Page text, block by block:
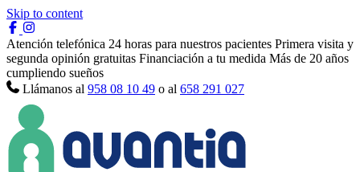
Skip to content
Atención telefónica 24 horas para nuestros pacientes Primera visita y
segunda opinión gratuitas Financiación a tu medida Más de 20 años
cumpliendo sueños
Llámanos al 958 08 10 49 o al 658 291 027